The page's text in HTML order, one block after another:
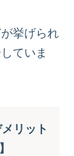
挙げられ
ていま
リット